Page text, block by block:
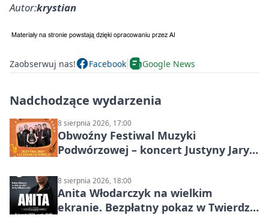
Autor:krystian
Zaobserwuj nas! Facebook Google News
Nadchodzące wydarzenia
8 sierpnia 2026, 17:00
Obwoźny Festiwal Muzyki
Podwórzowej – koncert Justyny Jary i
8 sierpnia 2026, 18:00
Anita Włodarczyk na wielkim
ekranie. Bezpłatny pokaz w Twierdzy